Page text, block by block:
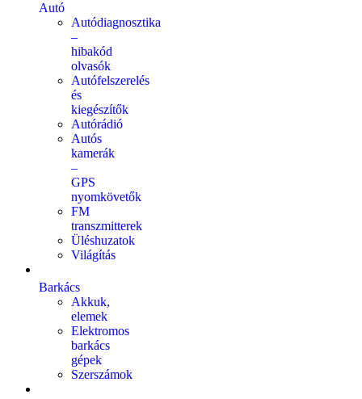
Autó
Autódiagnosztika
–
hibakód
olvasók
Autófelszerelés
és
kiegészítők
Autórádió
Autós
kamerák
–
GPS
nyomkövetők
FM
transzmitterek
Üléshuzatok
Világítás
Barkács
Akkuk,
elemek
Elektromos
barkács
gépek
Szerszámok